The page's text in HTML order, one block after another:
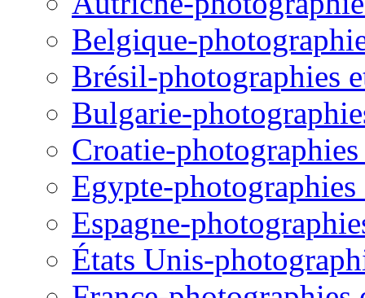
Belgique-
Brésil-photographies
Bulgarie-
Croatie-
Egypte-photographies
Espagne-
États Unis-